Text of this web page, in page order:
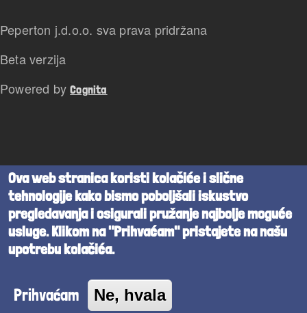
Peperton j.d.o.o. sva prava pridržana
Beta verzija
Powered byCognita
Ova web stranica koristi kolačiće i slične
tehnologije kako bismo poboljšali iskustvo
pregledavanja i osigurali pružanje najbolje moguće
usluge. Klikom na "Prihvaćam" pristajete na našu
upotrebu kolačića.
Prihvaćam Ne, hvala